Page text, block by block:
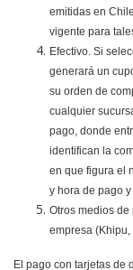
emitidas en
vigente para
Efectivo. Si
generará un
su orden de
cualquier
pago, donde
identifican la
en que figura el
y hora de pago
Otros medios
empresa
El pago con tarjetas de